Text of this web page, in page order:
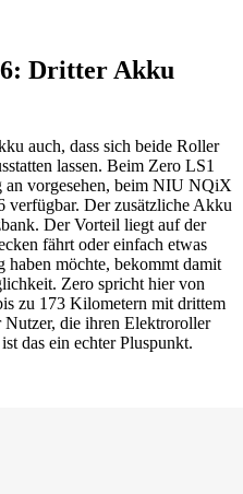
Dritter Akku
auch, dass sich beide Roller
lassen. Beim Zero LS1
vorgesehen, beim NIU NQiX
verfügbar. Der zusätzliche Akku
Der Vorteil liegt auf der
fährt oder einfach etwas
möchte, bekommt damit
Zero spricht hier von
zu 173 Kilometern mit drittem
die ihren Elektroroller
das ein echter Pluspunkt.